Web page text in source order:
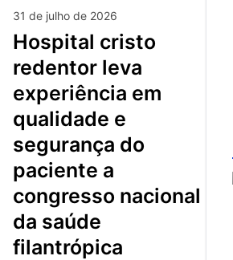
31 de julho de 2026
hospital cristo
redentor leva
experiência em
qualidade e
segurança do
paciente a
congresso nacional
da saúde
filantrópica